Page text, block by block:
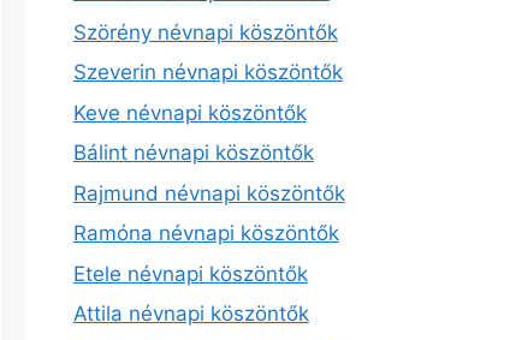
Szörény névnapi köszöntők
Szeverin névnapi köszöntők
Keve névnapi köszöntők
Bálint névnapi köszöntők
Rajmund névnapi köszöntők
Ramóna névnapi köszöntők
Etele névnapi köszöntők
Attila névnapi köszöntők